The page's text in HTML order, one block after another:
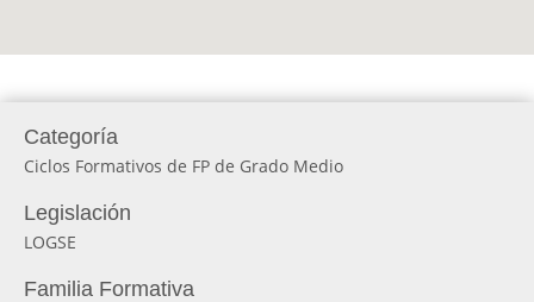
Categoría
Ciclos Formativos de FP de Grado Medio
Legislación
LOGSE
Familia Formativa